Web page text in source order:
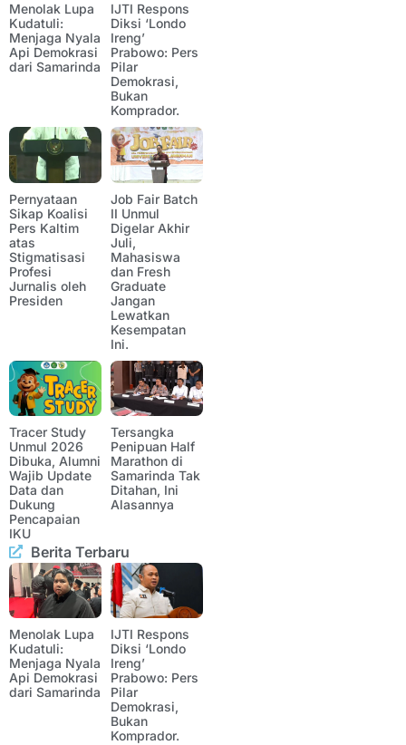
Menolak Lupa
Kudatuli:
Menjaga Nyala
Api Demokrasi
dari Samarinda
IJTI Respons
Diksi ‘Londo
Ireng’
Prabowo: Pers
Pilar
Demokrasi,
Bukan
Komprador.
Pernyataan
Sikap Koalisi
Pers Kaltim
atas
Stigmatisasi
Profesi
Jurnalis oleh
Presiden
Job Fair Batch
II Unmul
Digelar Akhir
Juli,
Mahasiswa
dan Fresh
Graduate
Jangan
Lewatkan
Kesempatan
Ini.
Tracer Study
Unmul 2026
Dibuka, Alumni
Wajib Update
Data dan
Dukung
Pencapaian
IKU
Tersangka
Penipuan Half
Marathon di
Samarinda Tak
Ditahan, Ini
Alasannya
Berita Terbaru
Menolak Lupa
Kudatuli:
Menjaga Nyala
Api Demokrasi
dari Samarinda
IJTI Respons
Diksi ‘Londo
Ireng’
Prabowo: Pers
Pilar
Demokrasi,
Bukan
Komprador.